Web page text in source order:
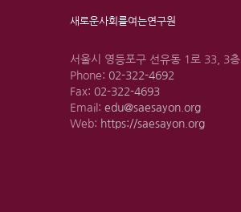
새로운사회를여는연구원
서울시 영등포구 선유동 1로 33, 3층
Phone: 02-322-4692
Fax: 02-322-4693
Email: edu@saesayon.org
Web: https://saesayon.org